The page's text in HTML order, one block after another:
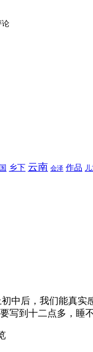
论
乡下 云南 会泽 作品
中后，我们能真
写到十二点多，睡